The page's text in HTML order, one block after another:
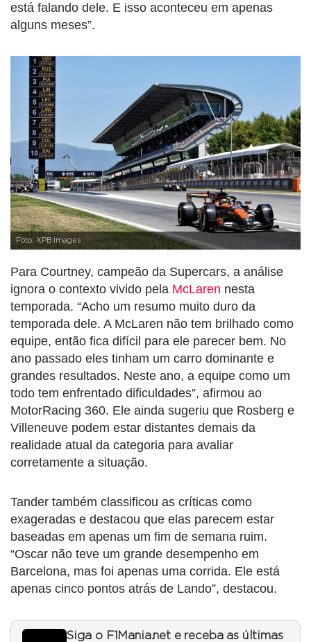
está falando dele. E isso aconteceu em apenas
alguns meses”.
Foto: XPB Images
Para Courtney, campeão da Supercars, a análise
ignora o contexto vivido pela McLaren nesta
temporada. “Acho um resumo muito duro da
temporada dele. A McLaren não tem brilhado como
equipe, então fica difícil para ele parecer bem. No
ano passado eles tinham um carro dominante e
grandes resultados. Neste ano, a equipe como um
todo tem enfrentado dificuldades”, afirmou ao
MotorRacing 360. Ele ainda sugeriu que Rosberg e
Villeneuve podem estar distantes demais da
realidade atual da categoria para avaliar
corretamente a situação.
Tander também classificou as críticas como
exageradas e destacou que elas parecem estar
baseadas em apenas um fim de semana ruim.
“Oscar não teve um grande desempenho em
Barcelona, mas foi apenas uma corrida. Ele está
apenas cinco pontos atrás de Lando”, destacou.
Siga o F1Mania.net e receba as últimas